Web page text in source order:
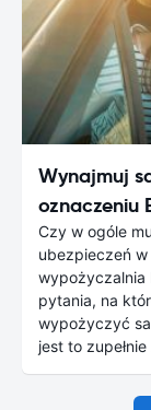
Wynajmuj
oznaczeniu
Czy w ogóle
ubezpieczeń
wypożyczalnia
pytania, na
wypożyczyć
jest to